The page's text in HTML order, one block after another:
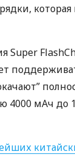
которая
Super
4000 мАч до